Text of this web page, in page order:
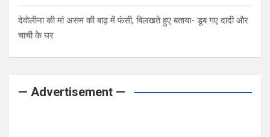
देवोलीना की मां असम की बाढ़ में फंसी, बिलखते हुए बताया- डूब गए दादी और
चाची के घर
— Advertisement —